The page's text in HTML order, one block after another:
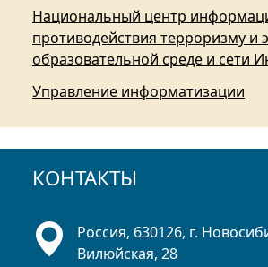
Национальный центр
противодействия терроризму и
образовательной среде и сети
Управление информатизации
КОНТАКТЫ
Россия, 630126, г.
Вилюйская, 28